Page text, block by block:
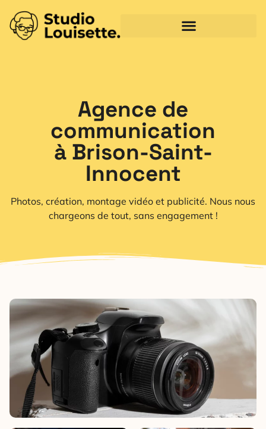
Agence de
communication
à Brison-Saint-
Innocent
Photos, création, montage vidéo et publicité. Nous nous
chargeons de tout, sans engagement !